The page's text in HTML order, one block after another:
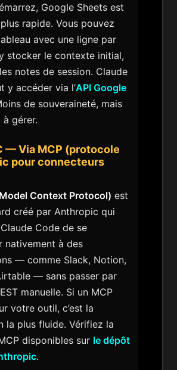
Google Sheets est
rapide. Vous pouvez
avec une ligne par
stocker le contexte initial,
notes de session. Claude
y accéder via l’API Google
de souveraineté, mais
gérer.
— Via MCP (protocole
pour connecteurs
Context Protocol) est
créé par Anthropic qui
Code de se
nativement à des
— comme Slack, Notion,
— sans passer par
manuelle. Si un MCP
votre outil, c’est la
la plus fluide. Vérifiez la
disponibles sur le dépôt
.